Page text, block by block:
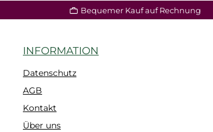
Bequemer Kauf auf Rechnung
INFORMATION
Datenschutz
AGB
Kontakt
Über uns